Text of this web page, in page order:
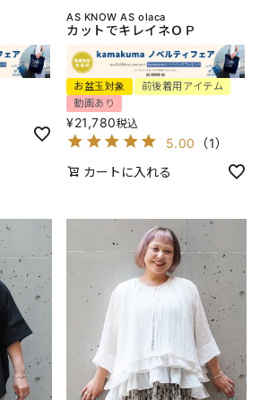
AS KNOW AS olaca
カットでキレイネＯＰ
お盆玉対象
前後着用アイテム
動画あり
¥21,780税込
5.00 （1）
カートに入れる